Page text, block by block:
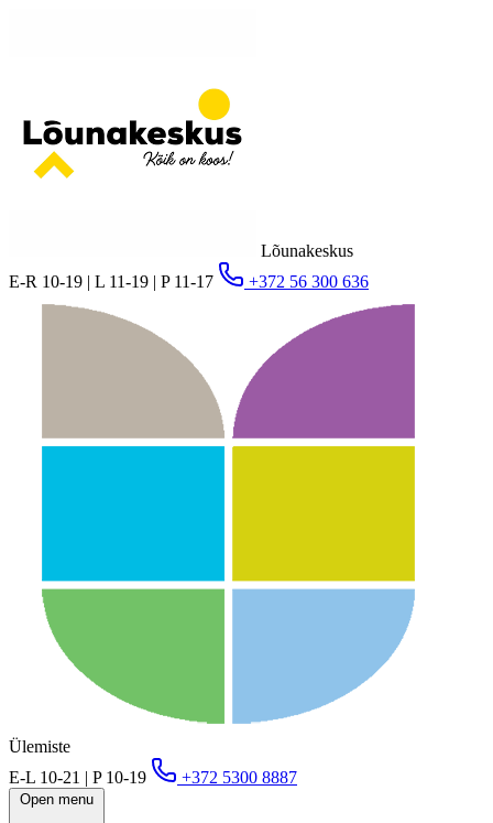
Lõunakeskus
E-R 10-19 | L 11-19 | P 11-17
+372 56 300 636
Ülemiste
E-L 10-21 | P 10-19
+372 5300 8887
Open menu